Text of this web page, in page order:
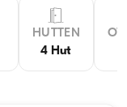
HUTTEN
4 Hut